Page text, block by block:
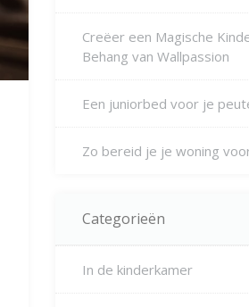
Creëer een Magische
Behang van Wallpassion
Een juniorbed voor je
Zo bereid je je woning
Categorieën
In de kinderkamer